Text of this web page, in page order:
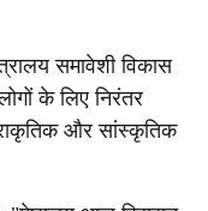
समावेशी विकास
के लिए निरंतर
और सांस्कृतिक